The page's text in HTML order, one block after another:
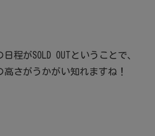
程がSOLD OUTということで、
高さがうかがい知れますね！